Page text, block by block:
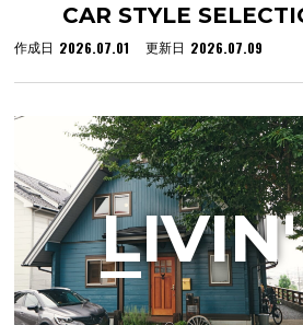
CAR STYLE
作成日 2026.07.01 更新日 2026.07.09
LIVIN'